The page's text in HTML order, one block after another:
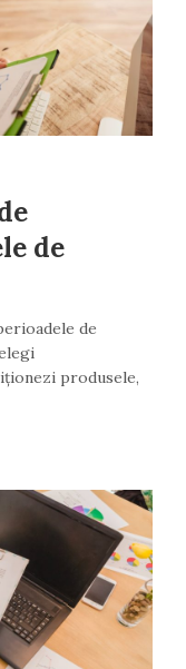
de
de
produsele,